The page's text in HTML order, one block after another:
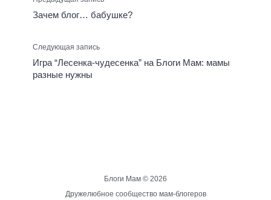
Зачем блог… бабушке?
Следующая запись
Игра “Лесенка-чудесенка” на Блоги Мам: мамы
разные нужны
Блоги Мам © 2026
Дружелюбное сообщество мам-блогеров